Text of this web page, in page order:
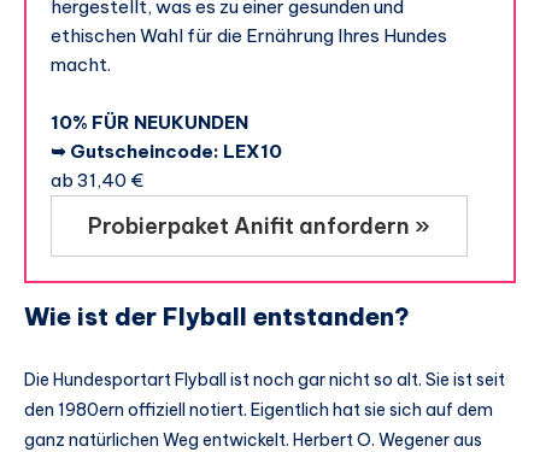
hergestellt, was es zu einer gesunden und
ethischen Wahl für die Ernährung Ihres Hundes
macht.
10% FÜR NEUKUNDEN
➥ Gutscheincode: LEX10
ab 31,40 €
Probierpaket Anifit anfordern »
Wie ist der Flyball entstanden?
Die Hundesportart Flyball ist noch gar nicht so alt. Sie ist seit
den 1980ern offiziell notiert. Eigentlich hat sie sich auf dem
ganz natürlichen Weg entwickelt. Herbert O. Wegener aus